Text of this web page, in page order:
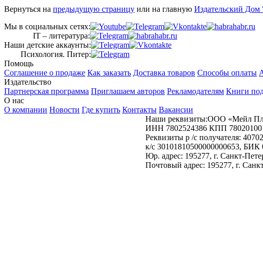
Вернуться на предыдущую страницу или на главную Издательский
Мы в социальных сетях:
IT – литература:
Наши детские аккаунты:
Психология. Питер:
Помощь
Соглашение о продаже Как заказать Доставка товаров Способы оплаты
Издательство
Партнерская программа Приглашаем авторов Рекламодателям Книги под
О нас
О компании Новости Где купить Контакты Вакансии
Наши реквизиты:ООО «Мейл
ИНН 7802524386 КПП
Реквизиты р /с получателя:
к/с 30101810500000000653, БИК
Юр. адрес: 195277, г. Санкт-
Почтовый адрес: 195277, г.